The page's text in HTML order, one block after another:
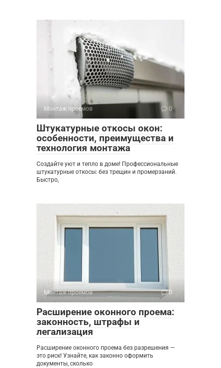
Монтаж проемов 0
Штукатурные откосы окон:
особенности, преимущества и
технология монтажа
Создайте уют и тепло в доме! Профессиональные
штукатурные откосы: без трещин и промерзаний.
Быстро,
Монтаж проемов 0
Расширение оконного проема:
законность, штрафы и
легализация
Расширение оконного проема без разрешения —
это риск! Узнайте, как законно оформить
документы, сколько